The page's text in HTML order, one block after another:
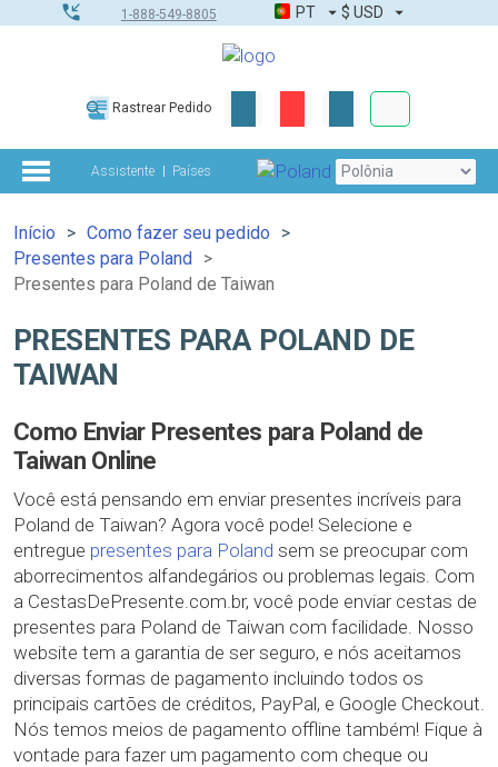
1-888-549-8805 PT $ USD
Rastrear Pedido
Assistente Países
Início
Como fazer seu pedido
Presentes para Poland
Presentes para Poland de Taiwan
PRESENTES PARA POLAND DE
TAIWAN
Como Enviar Presentes para Poland de
Taiwan Online
Você está pensando em enviar presentes incríveis para
Poland de Taiwan? Agora você pode! Selecione e
entregue presentes para Poland sem se preocupar com
aborrecimentos alfandegários ou problemas legais. Com
a CestasDePresente.com.br, você pode enviar cestas de
presentes para Poland de Taiwan com facilidade. Nosso
website tem a garantia de ser seguro, e nós aceitamos
diversas formas de pagamento incluindo todos os
principais cartões de créditos, PayPal, e Google Checkout.
Nós temos meios de pagamento offline também! Fique à
vontade para fazer um pagamento com cheque ou